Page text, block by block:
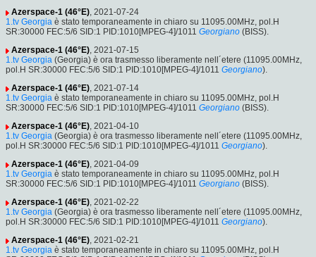
Azerspace-1 (46°E), 2021-07-24
1.tv Georgia è stato temporaneamente in chiaro su 11095.00MHz, pol.H
SR:30000 FEC:5/6 SID:1 PID:1010[MPEG-4]/1011 Georgiano (BISS).
Azerspace-1 (46°E), 2021-07-15
1.tv Georgia (Georgia) è ora trasmesso liberamente nell´etere (11095.00MHz,
pol.H SR:30000 FEC:5/6 SID:1 PID:1010[MPEG-4]/1011 Georgiano).
Azerspace-1 (46°E), 2021-07-14
1.tv Georgia è stato temporaneamente in chiaro su 11095.00MHz, pol.H
SR:30000 FEC:5/6 SID:1 PID:1010[MPEG-4]/1011 Georgiano (BISS).
Azerspace-1 (46°E), 2021-04-10
1.tv Georgia (Georgia) è ora trasmesso liberamente nell´etere (11095.00MHz,
pol.H SR:30000 FEC:5/6 SID:1 PID:1010[MPEG-4]/1011 Georgiano).
Azerspace-1 (46°E), 2021-04-09
1.tv Georgia è stato temporaneamente in chiaro su 11095.00MHz, pol.H
SR:30000 FEC:5/6 SID:1 PID:1010[MPEG-4]/1011 Georgiano (BISS).
Azerspace-1 (46°E), 2021-02-22
1.tv Georgia (Georgia) è ora trasmesso liberamente nell´etere (11095.00MHz,
pol.H SR:30000 FEC:5/6 SID:1 PID:1010[MPEG-4]/1011 Georgiano).
Azerspace-1 (46°E), 2021-02-21
1.tv Georgia è stato temporaneamente in chiaro su 11095.00MHz, pol.H